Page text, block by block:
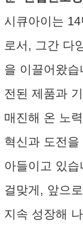
시큐아이는
로서, 그간 다
을 이끌어왔
전된 제품과
매진해 온 노
혁신과 도전
아들이고 있습
걸맞게, 앞으
지속 성장해